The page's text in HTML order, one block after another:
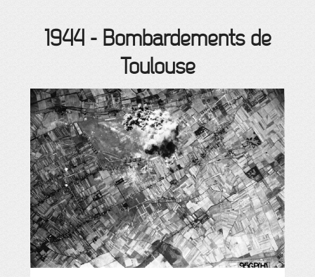
1944- Bombardements de
Toulouse